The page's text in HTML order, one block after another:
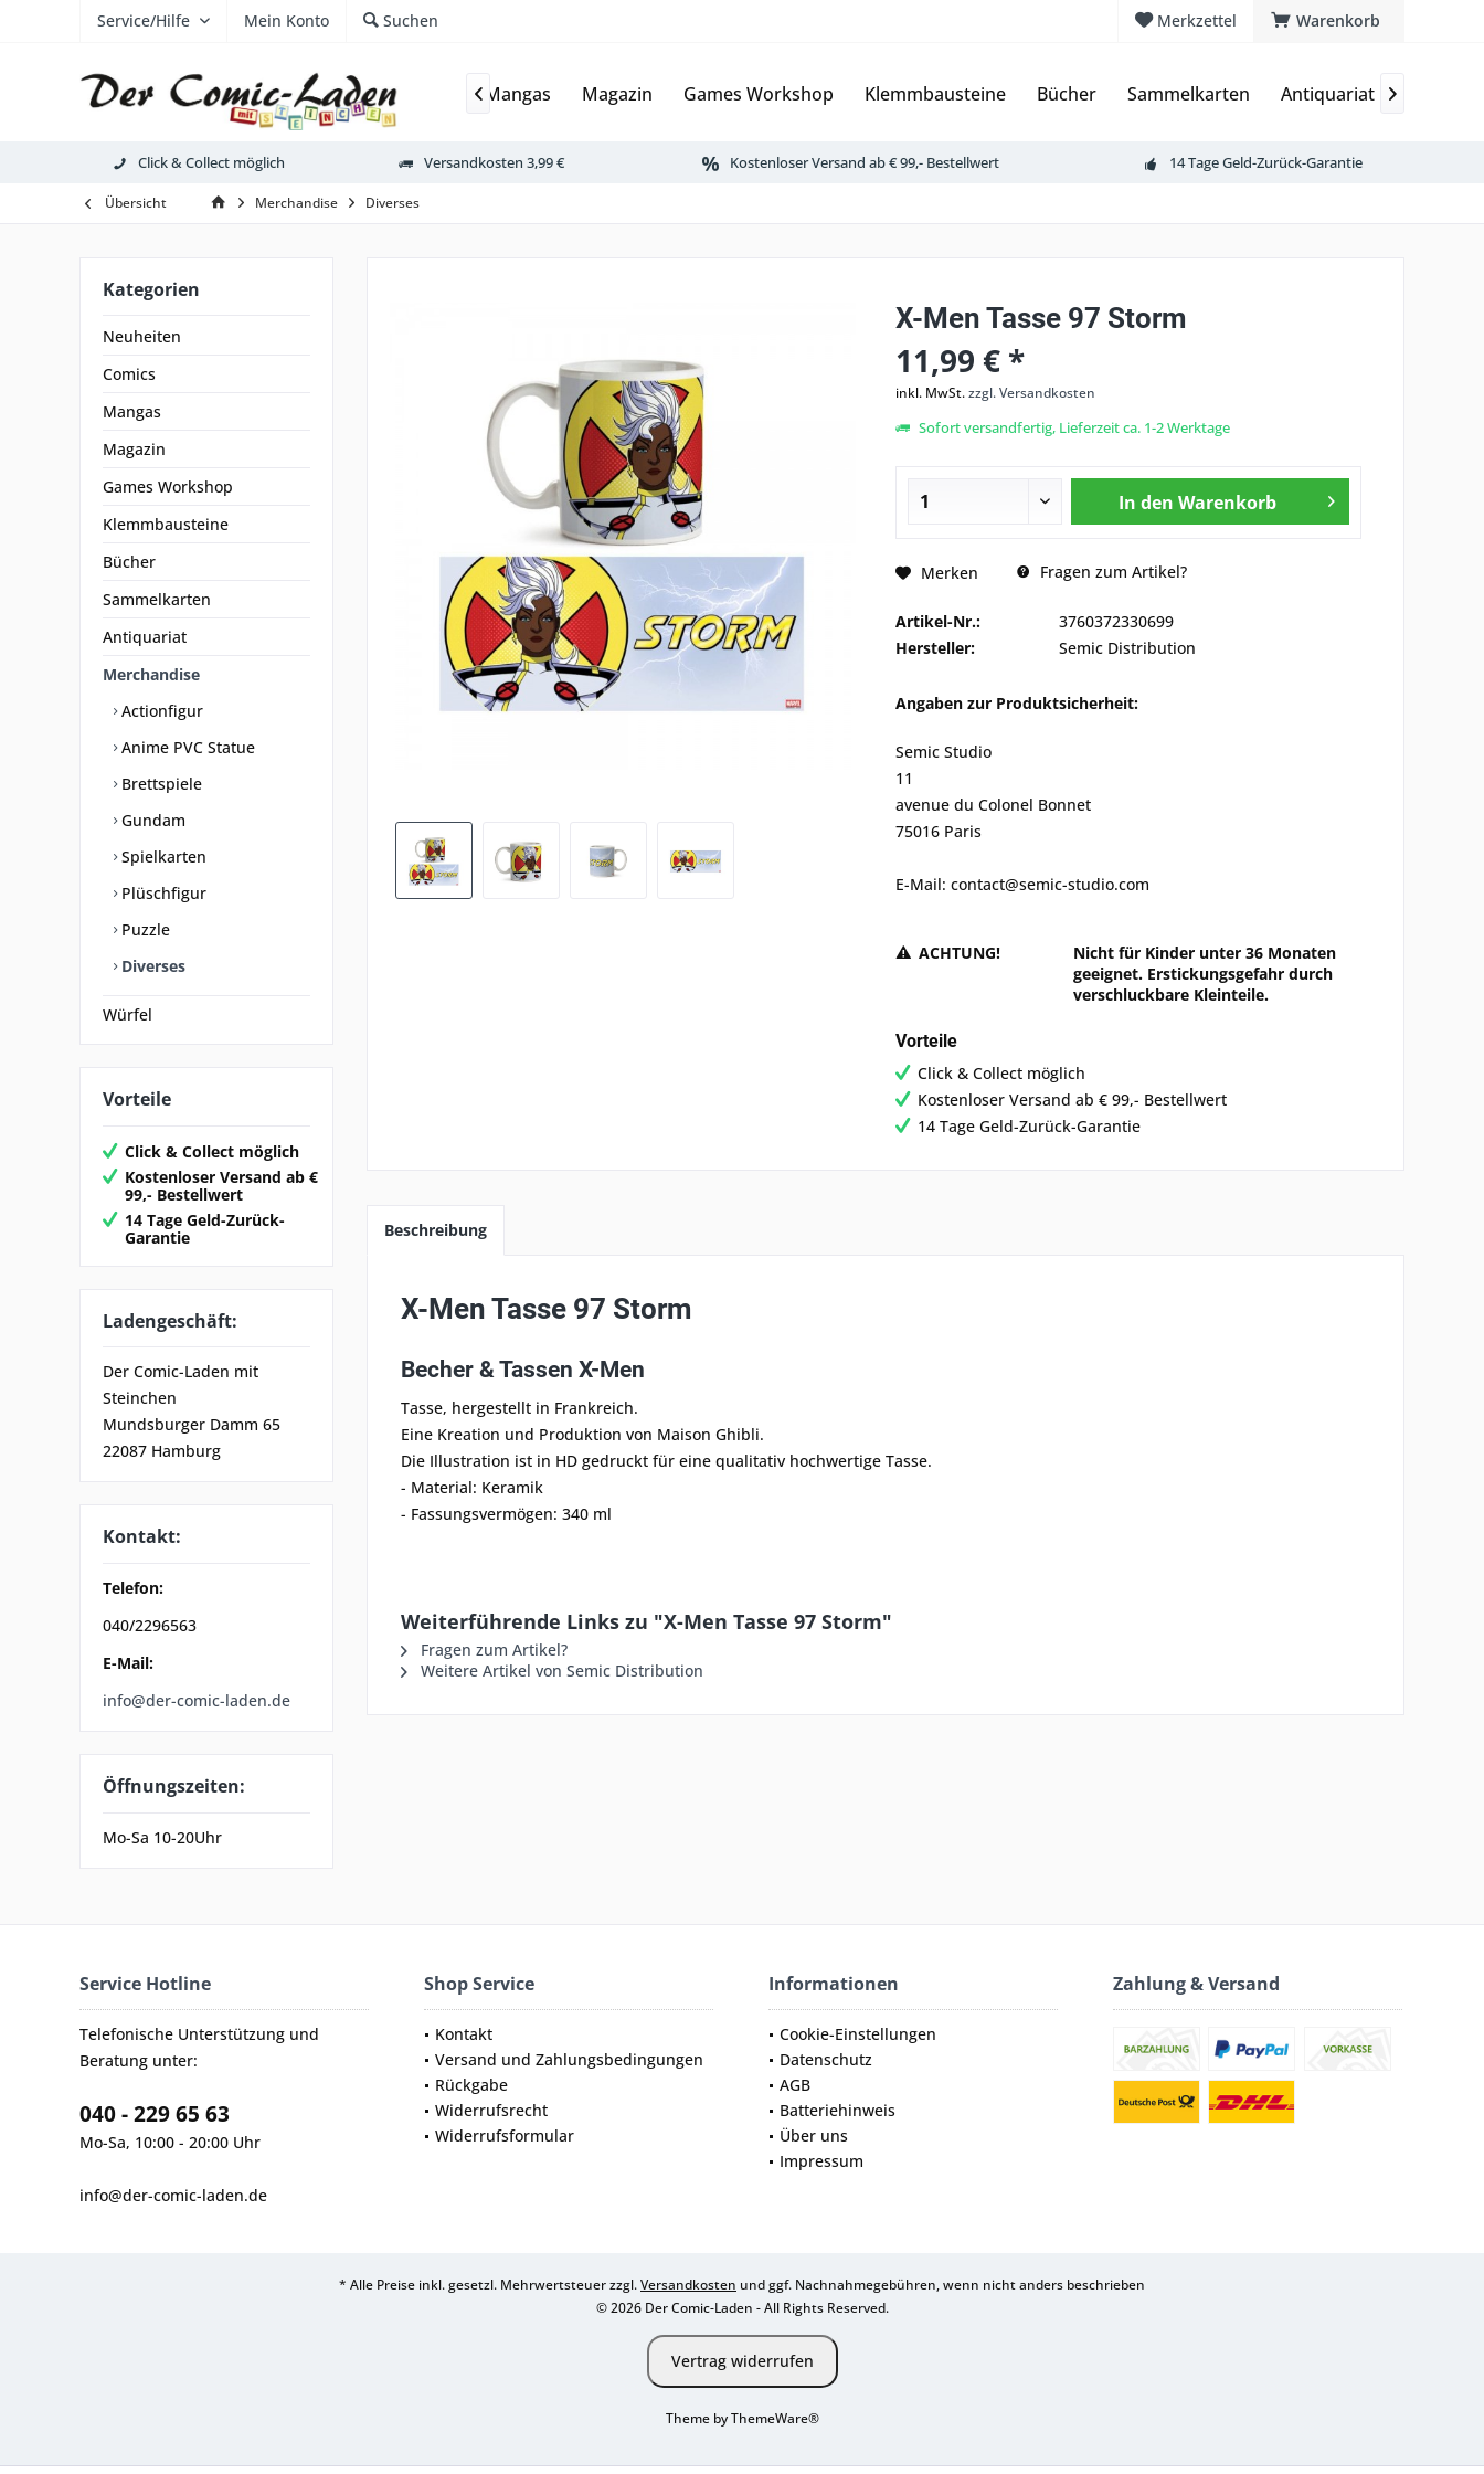
Warenkorb
Merkzettel
Service/Hilfe Mein Konto Suchen
Neuheiten Comics Mangas Magazin Games Workshop Klemmbausteine Bücher Sammelkarten Antiquariat
 
Click & Collect möglich Versandkosten 3,99 € Kostenloser Versand ab € 99,- Bestellwert 14 Tage Geld-Zurück-Garantie
Übersicht Merchandise Diverses
Kategorien
Neuheiten
Comics
Mangas
Magazin
Games Workshop
Klemmbausteine
Bücher
Sammelkarten
Antiquariat
Merchandise
Actionfigur
Anime PVC Statue
Brettspiele
Gundam
Spielkarten
Plüschfigur
Puzzle
Diverses
Würfel
Vorteile
Click & Collect möglich
Kostenloser Versand ab €
99,- Bestellwert
14 Tage Geld-Zurück-
Garantie
Ladengeschäft:
Der Comic-Laden mit
Steinchen
Mundsburger Damm 65
22087 Hamburg
Kontakt:
Telefon:
040/2296563
E-Mail:
info@der-comic-laden.de
Öffnungszeiten:
Mo-Sa 10-20Uhr
X-Men Tasse 97 Storm
11,99 € *
inkl. MwSt.zzgl. Versandkosten
Sofort versandfertig, Lieferzeit ca. 1-2 Werktage
In den Warenkorb
Merken Fragen zum Artikel?
Artikel-Nr.:
3760372330699
Hersteller:
Semic Distribution
Angaben zur Produktsicherheit:
Semic Studio
11
avenue du Colonel Bonnet
75016 Paris
E-Mail: contact@semic-studio.com
ACHTUNG!
Nicht für Kinder unter 36 Monaten
geeignet. Erstickungsgefahr durch
verschluckbare Kleinteile.
Vorteile
Click & Collect möglich
Kostenloser Versand ab € 99,- Bestellwert
14 Tage Geld-Zurück-Garantie
Beschreibung
X-Men Tasse 97 Storm
Becher & Tassen X-Men
Tasse, hergestellt in Frankreich.
Eine Kreation und Produktion von Maison Ghibli.
Die Illustration ist in HD gedruckt für eine qualitativ hochwertige Tasse.
- Material: Keramik
- Fassungsvermögen: 340 ml
Weiterführende Links zu "X-Men Tasse 97 Storm"
Fragen zum Artikel?
Weitere Artikel von Semic Distribution
Service Hotline
Telefonische Unterstützung und
Beratung unter:
040 - 229 65 63
Mo-Sa, 10:00 - 20:00 Uhr
info@der-comic-laden.de
Shop Service
Kontakt
Versand und Zahlungsbedingungen
Rückgabe
Widerrufsrecht
Widerrufsformular
Informationen
Cookie-Einstellungen
Datenschutz
AGB
Batteriehinweis
Über uns
Impressum
Zahlung & Versand
* Alle Preise inkl. gesetzl. Mehrwertsteuer zzgl.Versandkosten und ggf. Nachnahmegebühren, wenn nicht anders beschrieben
© 2026 Der Comic-Laden - All Rights Reserved.
Vertrag widerrufen
Theme byThemeWare®